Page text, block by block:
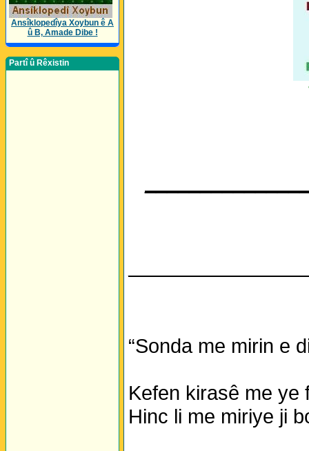
Ansîklopedîya Xoybun ê A
û B, Amade Dibe !
Partî û Rêxistin
“Sonda me mirin e
Kefen kirasê me ye
Hinc li me miriye ji